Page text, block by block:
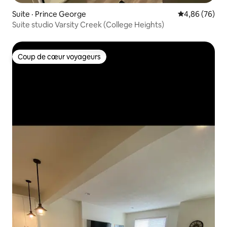
Suite · Prince George Note
4,86 (76)
Suite studio Varsity Creek (College Heights)
Coup de cœur voyageurs
Coup de cœur voyageurs